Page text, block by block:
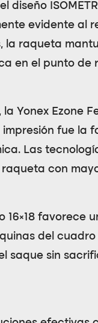
diseño
evidente al
raqueta
en el punto de
la Yonex Ezone
impresión fue
Las
con
16×18 favorece
del
saque sin